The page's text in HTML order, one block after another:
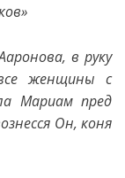
в руку
женщины с
Мариам пред
Он, коня